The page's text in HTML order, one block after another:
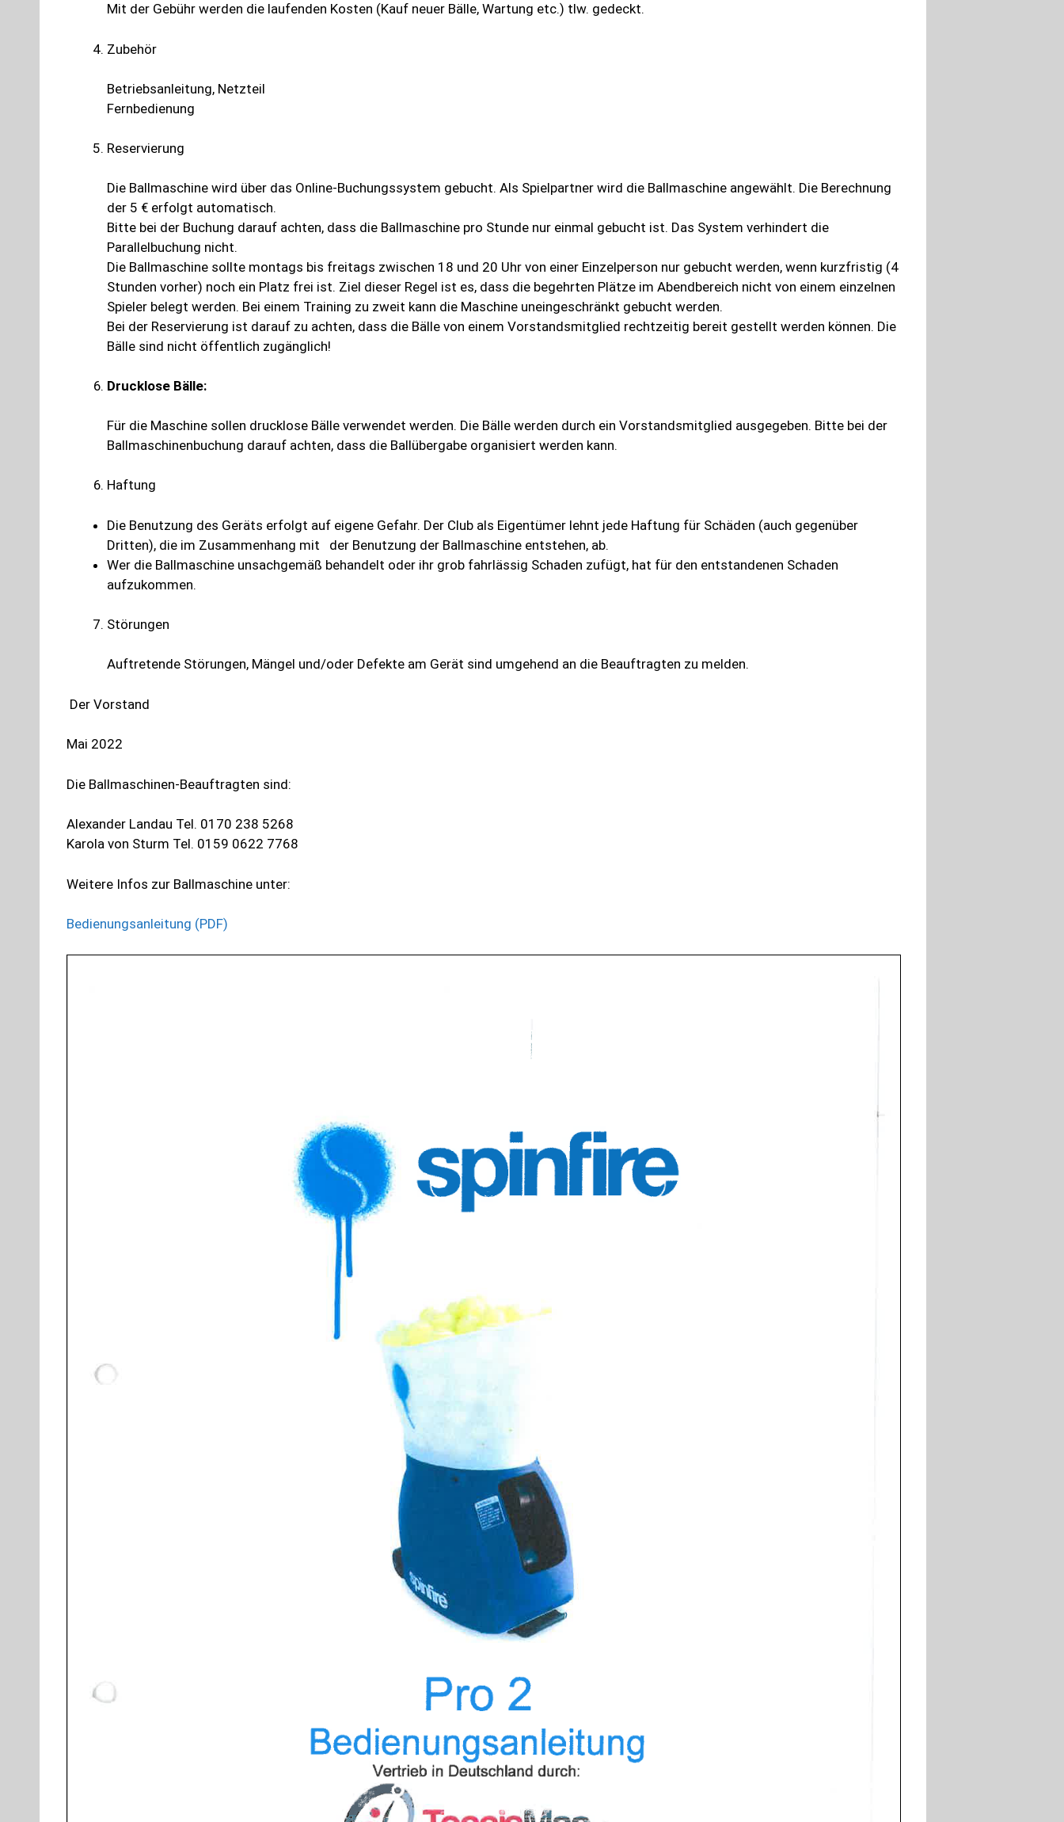
Mit der Gebühr werden die laufenden Kosten (Kauf neuer Bälle, Wartung etc.) tlw. gedeckt.
Zubehör
Betriebsanleitung, Netzteil
Fernbedienung
Reservierung
Die Ballmaschine wird über das Online-Buchungssystem gebucht. Als Spielpartner wird die Ballmaschine angewählt. Die Berechnung
der 5 € erfolgt automatisch.
Bitte bei der Buchung darauf achten, dass die Ballmaschine pro Stunde nur einmal gebucht ist. Das System verhindert die
Parallelbuchung nicht.
Die Ballmaschine sollte montags bis freitags zwischen 18 und 20 Uhr von einer Einzelperson nur gebucht werden, wenn kurzfristig (4
Stunden vorher) noch ein Platz frei ist. Ziel dieser Regel ist es, dass die begehrten Plätze im Abendbereich nicht von einem einzelnen
Spieler belegt werden. Bei einem Training zu zweit kann die Maschine uneingeschränkt gebucht werden.
Bei der Reservierung ist darauf zu achten, dass die Bälle von einem Vorstandsmitglied rechtzeitig bereit gestellt werden können. Die
Bälle sind nicht öffentlich zugänglich!
Drucklose Bälle:
Für die Maschine sollen drucklose Bälle verwendet werden. Die Bälle werden durch ein Vorstandsmitglied ausgegeben. Bitte bei der
Ballmaschinenbuchung darauf achten, dass die Ballübergabe organisiert werden kann.
Haftung
Die Benutzung des Geräts erfolgt auf eigene Gefahr. Der Club als Eigentümer lehnt jede Haftung für Schäden (auch gegenüber
Dritten), die im Zusammenhang mit der Benutzung der Ballmaschine entstehen, ab.
Wer die Ballmaschine unsachgemäß behandelt oder ihr grob fahrlässig Schaden zufügt, hat für den entstandenen Schaden
aufzukommen.
Störungen
Auftretende Störungen, Mängel und/oder Defekte am Gerät sind umgehend an die Beauftragten zu melden.
Der Vorstand
Mai 2022
Die Ballmaschinen-Beauftragten sind:
Alexander Landau Tel. 0170 238 5268
Karola von Sturm Tel. 0159 0622 7768
Weitere Infos zur Ballmaschine unter:
Bedienungsanleitung (PDF)